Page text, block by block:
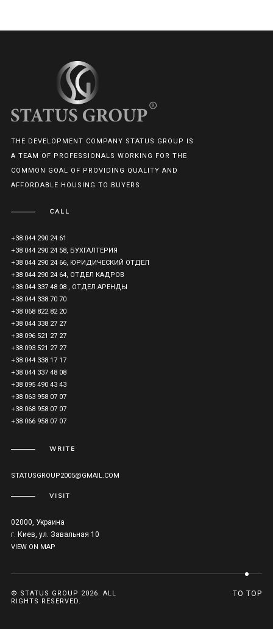
THE DEVELOPMENT COMPANY STATUS GROUP IS
A TEAM OF PROFESSIONALS WORKING FOR THE
COMMON GOAL OF PROVIDING QUALITY AND
AFFORDABLE HOUSING TO BUYERS.
CALL
+38 044 290 24 61
+38 044 290 24 58, БУХГАЛТЕРИЯ
+38 044 290 24 66, ЮРИДИЧЕСКИЙ ОТДЕЛ
+38 044 290 24 64, ОТДЕЛ КАДРОВ
+38 044 337 48 08 , ОТДЕЛ АРЕНДЫ
+38 044 338 70 70
+38 068 822 82 20
+38 044 338 27 27
+38 096 521 27 27
+38 093 521 27 27
+38 044 338 17 17
+38 044 337 48 08
+38 095 490 43 43
+38 063 958 07 07
+38 068 958 07 07
+38 066 958 07 07
WRITE
STATUSGROUP2005@GMAIL.COM
VISIT
02000, Украина
г. Киев, ул. Завальная 10
VIEW ON MAP
© STATUS GROUP 2026. ALL
RIGHTS RESERVED.
TO TOP